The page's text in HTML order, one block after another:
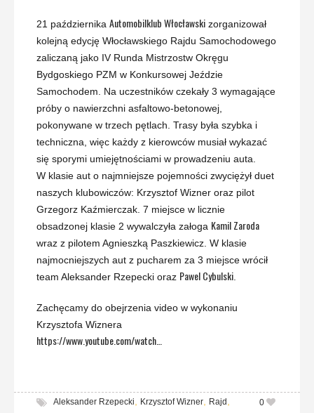
21 października Automobilklub Włocławski zorganizował
kolejną edycję Włocławskiego Rajdu Samochodowego
zaliczaną jako IV Runda Mistrzostw Okręgu
Bydgoskiego PZM w Konkursowej Jeździe
Samochodem. Na uczestników czekały 3 wymagające
próby o nawierzchni asfaltowo-betonowej,
pokonywane w trzech pętlach. Trasy była szybka i
techniczna, więc każdy z kierowców musiał wykazać
się sporymi umiejętnościami w prowadzeniu auta.
W klasie aut o najmniejsze pojemności zwyciężył duet
naszych klubowiczów: Krzysztof Wizner oraz pilot
Grzegorz Kaźmierczak. 7 miejsce w licznie
obsadzonej klasie 2 wywalczyła załoga Kamil Zaroda
wraz z pilotem Agnieszką Paszkiewicz. W klasie
najmocniejszych aut z pucharem za 3 miejsce wrócił
team Aleksander Rzepecki oraz Pawel Cybulski.
Zachęcamy do obejrzenia video w wykonaniu
Krzysztofa Wiznera
https://www.youtube.com/watch…
0
Aleksander Rzepecki, Krzysztof Wizner, Rajd ,